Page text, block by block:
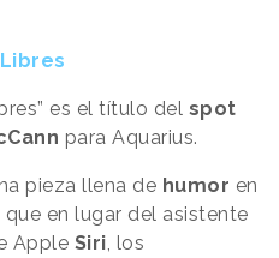
es el título del spot
para Aquarius.
pieza llena de humor en
que en lugar del asistente
Apple Siri, los